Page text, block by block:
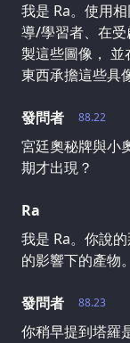
我是 Ra。使用
導/學習者、在
製這些圖像，
東西承擔這些具
88.22
發問者
宮廷奧秘牌與小
期才出現？
Ra
我是 Ra。你說
的影響下的產物。
88.23
發問者
你稍早提到塔羅